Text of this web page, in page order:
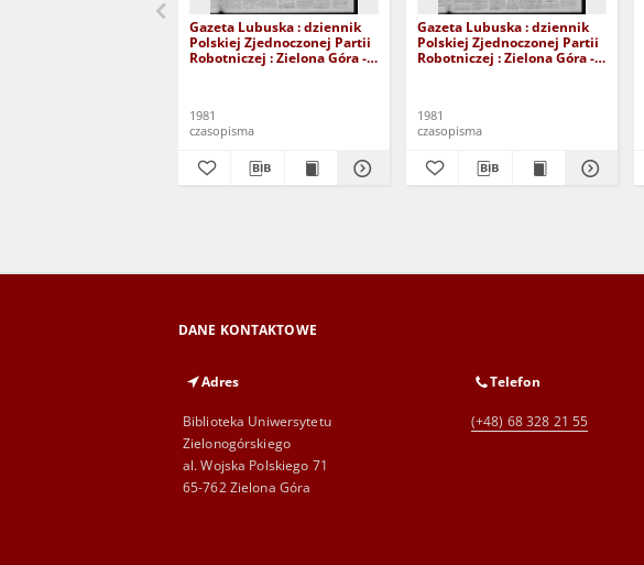
Gazeta Lubuska : dziennik
Polskiej Zjednoczonej Partii
Robotniczej : Zielona Góra -
1981
czasopisma
Gazeta Lubuska : dziennik
Polskiej Zjednoczonej Partii
Robotniczej : Zielona Góra -
1981
czasopisma
DANE KONTAKTOWE
Adres
Biblioteka Uniwersytetu
Zielonogórskiego
al. Wojska Polskiego 71
65-762 Zielona Góra
Telefon
(+48) 68 328 21 55